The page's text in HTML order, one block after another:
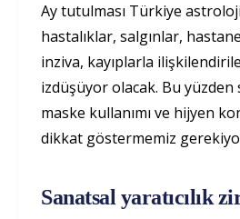
Ay tutulması Türkiye
hastalıklar, salgınlar,
inziva, kayıplarla
izdüşüyor olacak. Bu yüzden
maske kullanımı ve hijyen
dikkat göstermemiz
Sanatsal yaratıcılık